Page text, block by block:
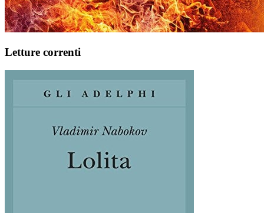
Letture correnti